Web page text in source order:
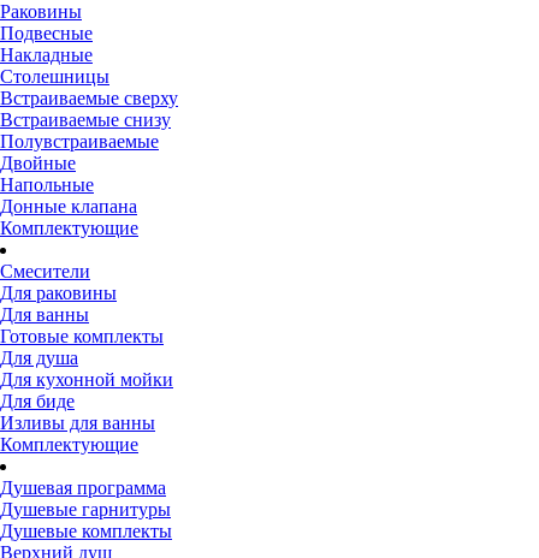
Раковины
Подвесные
Накладные
Столешницы
Встраиваемые сверху
Встраиваемые снизу
Полувстраиваемые
Двойные
Напольные
Донные клапана
Комплектующие
Смесители
Для раковины
Для ванны
Готовые комплекты
Для душа
Для кухонной мойки
Для биде
Изливы для ванны
Комплектующие
Душевая программа
Душевые гарнитуры
Душевые комплекты
Верхний душ